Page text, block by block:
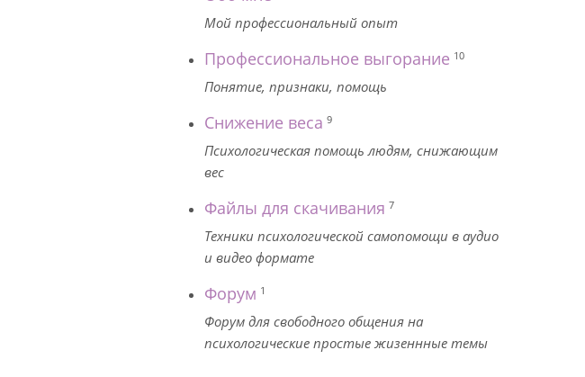
Мой профессиональный опыт
Профессиональное выгорание 10
Понятие, признаки, помощь
Снижение веса 9
Психологическая помощь людям, снижающим
вес
Файлы для скачивания 7
Техники психологической самопомощи в аудио
и видео формате
Форум 1
Форум для свободного общения на
психологические простые жизеннные темы